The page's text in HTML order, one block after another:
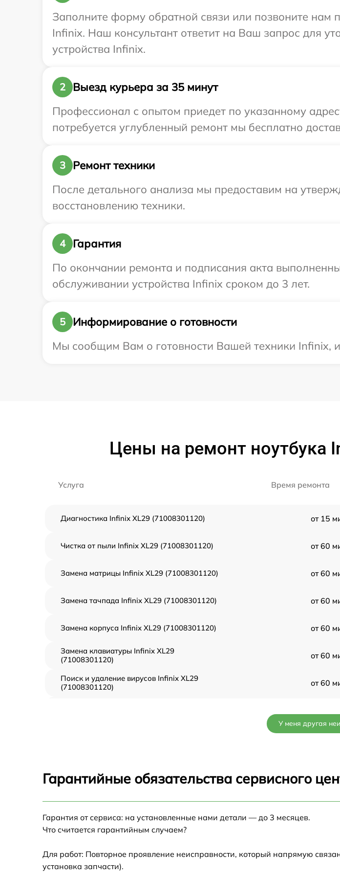
Заполните форму обратной связи или позвоните нам
Infinix. Наш консультант ответит на Ваш запрос для
устройства Infinix.
2
Выезд курьера за 35 минут
Профессионал с опытом приедет по указанному
потребуется углубленный ремонт мы бесплатно
3
Ремонт техники
После детального анализа мы предоставим на
восстановлению техники.
4
Гарантия
По окончании ремонта и подписания акта
обслуживании устройства Infinix сроком до 3 лет.
5
Информирование о готовности
Мы сообщим Вам о готовности Вашей техники Infinix,
Цены на ремонт ноутбука
Услуга Время ремонта
Диагностика Infinix XL29 (71008301120) от 15
Чистка от пыли Infinix XL29 (71008301120) от 60
Замена матрицы Infinix XL29 (71008301120) от 60
Замена тачпада Infinix XL29 (71008301120) от 60
Замена корпуса Infinix XL29 (71008301120) от 60
Замена клавиатуры Infinix XL29
(71008301120)
от 60
Поиск и удаление вирусов Infinix XL29
(71008301120)
от 60
Замена системы охлаждения Infinix XL29
(71008301120)
(71008301120)
Замена оперативной памяти Infinix XL29
У меня другая
Гарантийные обязательства сервисного
Гарантия от сервиса: на установленные нами детали — до 3 месяцев.
Что считается гарантийным случаем?
Для работ: Повторное проявление неисправности, который напрямую
установка запчасти).